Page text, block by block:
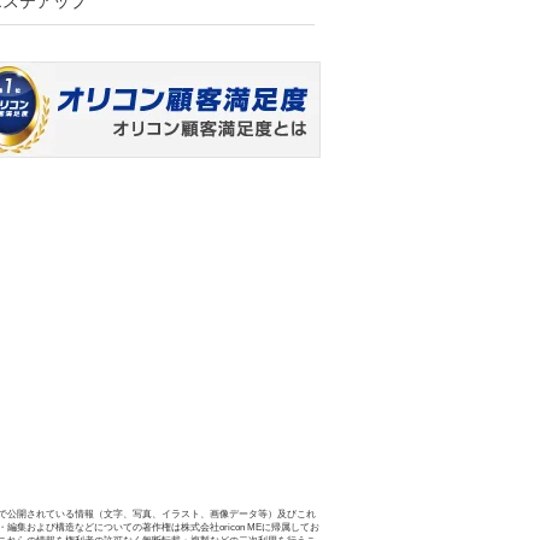
公開されている情報（文字、写真、イラスト、画像データ等）及びこれ
編集および構造などについての著作権は株式会社oricon MEに帰属してお